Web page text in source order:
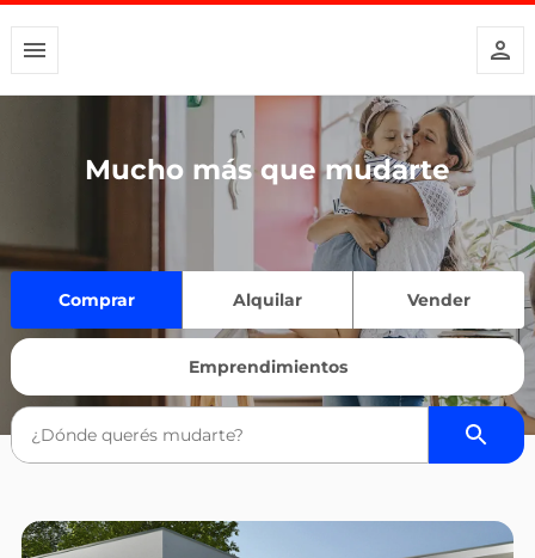
Mucho más que mudarte
Comprar Alquilar Vender
Emprendimientos